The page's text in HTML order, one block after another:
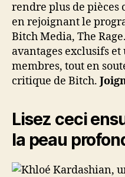
rendre plus de pièces
en rejoignant le
Bitch Media, The
avantages exclusifs
membres, tout en
critique de Bitch.
Lisez ceci
la peau